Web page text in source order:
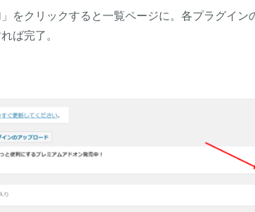
をクリックすると一覧ページに。各プラグイン
ば完了。